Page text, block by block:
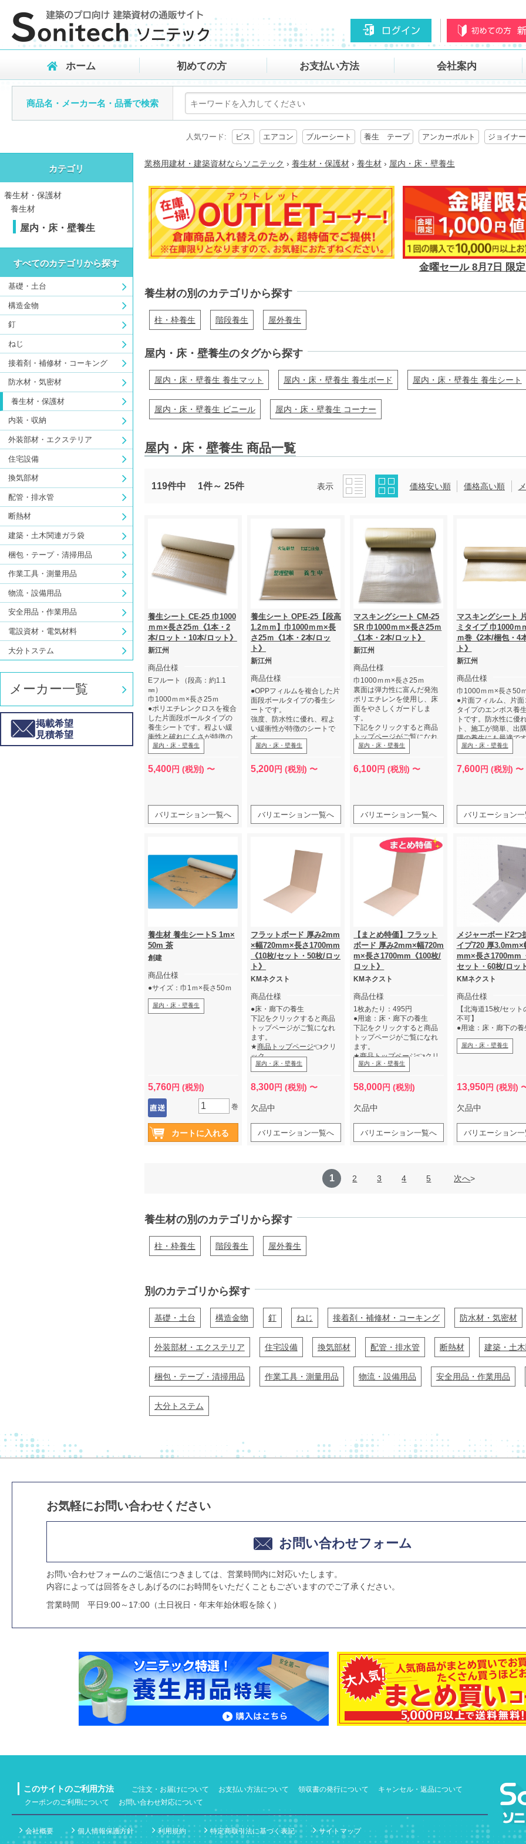
ホーム 初めての方 お支払い方法 会社案内
商品名・メーカー名・品番で検索
人気ワード: ビス エアコン ブルーシート 養生 テープ アンカーボルト ジョイナー
カテゴリ
養生材・保護材
養生材
屋内・床・壁養生
すべてのカテゴリから探す
基礎・土台
構造金物
釘
ねじ
接着剤・補修材・コーキング
防水材・気密材
養生材・保護材
内装・収納
外装部材・エクステリア
住宅設備
換気部材
配管・排水管
断熱材
建築・土木関連ガラ袋
梱包・テープ・清掃用品
作業工具・測量用品
物流・設備用品
安全用品・作業用品
電設資材・電気材料
大分トステム
メーカー一覧
掲載希望
見積希望
業務用建材・建築資材ならソニテック › 養生材・保護材› 養生材› 屋内・床・壁養生
金曜セール 8月7日 限
養生材の別のカテゴリから探す
柱・枠養生 階段養生 屋外養生
屋内・床・壁養生のタグから探す
屋内・床・壁養生 養生マット 屋内・床・壁養生 養生ボード 屋内・床・壁養生 養生シート
屋内・床・壁養生 ビニール 屋内・床・壁養生 コーナー
屋内・床・壁養生 商品一覧
119件中 1件～ 25件 表示 価格安い順 価格高い順
養生シート CE-25 巾1000
ｍｍ×長さ25ｍ《1本・2
本/ロット・10本/ロット》
新江州
商品仕様
Eフルート（段高：約1.1
㎜）
巾1000ｍｍ×長さ25ｍ
●ポリエチレンクロスを複合
した片面段ボールタイプの
養生シートです。程よい緩
衝性と破れにくさが特徴の
シートです。
下記をクリックすると商品
トップページがご覧になれ
ます。
屋内・床・壁養生
5,400円 (税別) 〜
バリエーション一覧へ
養生シート OPE-25【段高
1.2ｍｍ】巾1000ｍｍ×長
さ25ｍ《1本・2本/ロッ
ト》
新江州
商品仕様
●OPPフィルムを複合した片
面段ボールタイプの養生シ
ートです。
強度、防水性に優れ、程よ
い緩衝性が特徴のシートで
す。
E段（約1.5mm厚）・B段
用意しております。
下記をクリックすると商品
★商品トップページ👈クリ
ック
屋内・床・壁養生
5,200円 (税別) 〜
バリエーション一覧へ
マスキングシート CM-25
SR 巾1000ｍｍ×長さ25ｍ
《1本・2本/ロット》
新江州
商品仕様
巾1000ｍｍ×長さ25ｍ
裏面は弾力性に富んだ発泡
ポリエチレンを使用し、床
面をやさしくガードしま
す。
下記をクリックすると商品
トップページがご覧になれ
ます。
★商品トップページ
ック
屋内・床・壁養生
6,100円 (税別) 〜
バリエーション一覧へ
マスキングシート
ミタイプ 巾1000ｍ
ｍ巻《2本/梱包・4
ト》
新江州
商品仕様
巾1000ｍｍ×長さ50
●片面フィルム、片面
タイプのエンボス養
トです。防水性に優
ト、施工が簡単、出
隅の養生にも最適で
下記をクリックする
ます。
★商品トップページ
屋内・床・壁養生
7,600円 (税別) 〜
バリエーション
養生材 養生シートS 1m×
50m 茶
創建
商品仕様
●サイズ：巾1ｍ×長さ50ｍ
屋内・床・壁養生
5,760円 (税別)
巻
フラットボード 厚み2mm
×幅720mm×長さ1700mm
《10枚/セット・50枚/ロッ
ト》
KMネクスト
商品仕様
●床・廊下の養生
下記をクリックすると商品
トップページがご覧になれ
ます。
★商品トップページ👈クリ
ック
屋内・床・壁養生
8,300円 (税別) 〜
欠品中
バリエーション一覧へ
【まとめ特価】フラット
ボード 厚み2mm×幅720m
m×長さ1700mm《100枚/
ロット》
KMネクスト
商品仕様
1枚あたり：495円
●用途：床・廊下の養生
下記をクリックすると商品
トップページがご覧になれ
ます。
★商品トップページ👈クリ
ック
屋内・床・壁養生
58,000円 (税別)
欠品中
バリエーション一覧へ
メジャーボード2つ
イプ720 厚3.0mm×
mm×長さ1700mm
セット・60枚/ロッ
KMネクスト
商品仕様
【北海道15枚/セット
不可】
●用途：床・廊下の養
屋内・床・壁養生
13,950円 (税別)
欠品中
バリエーション
1 2 3 4 5 次へ
養生材の別のカテゴリから探す
柱・枠養生 階段養生 屋外養生
別のカテゴリから探す
基礎・土台 構造金物 釘 ねじ 接着剤・補修材・コーキング 防水材・気密材
外装部材・エクステリア 住宅設備 換気部材 配管・排水管 断熱材 建築・土
梱包・テープ・清掃用品 作業工具・測量用品 物流・設備用品 安全用品・作業用品
大分トステム
お気軽にお問い合わせください
お問い合わせフォーム
お問い合わせフォームのご返信につきましては、営業時間内に対応いたします。
内容によっては回答をさしあげるのにお時間をいただくこともございますのでご了承ください。
営業時間 平日9:00～17:00（土日祝日・年末年始休暇を除く）
このサイトのご利用方法 ご注文・お届けについて お支払い方法について 領収書の発行について
キャンセル・返品について
クーポンのご利用について
お問い合わせ対応について
会社概要 個人情報保護方針 利用規約 特定商取引法に基づく表記 サイトマップ